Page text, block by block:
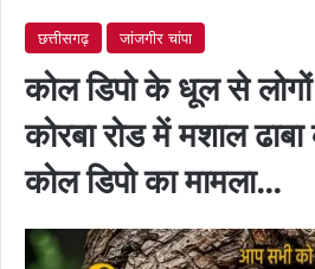
छत्तीसगढ़ जांजगीर चांपा
कोल डिपो के धूल से
कोरबा रोड में मशाल
कोल डिपो का मामला…